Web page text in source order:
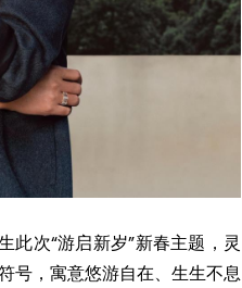
此次“游启新岁”新春主题，灵
号，寓意悠游自在、生生不息